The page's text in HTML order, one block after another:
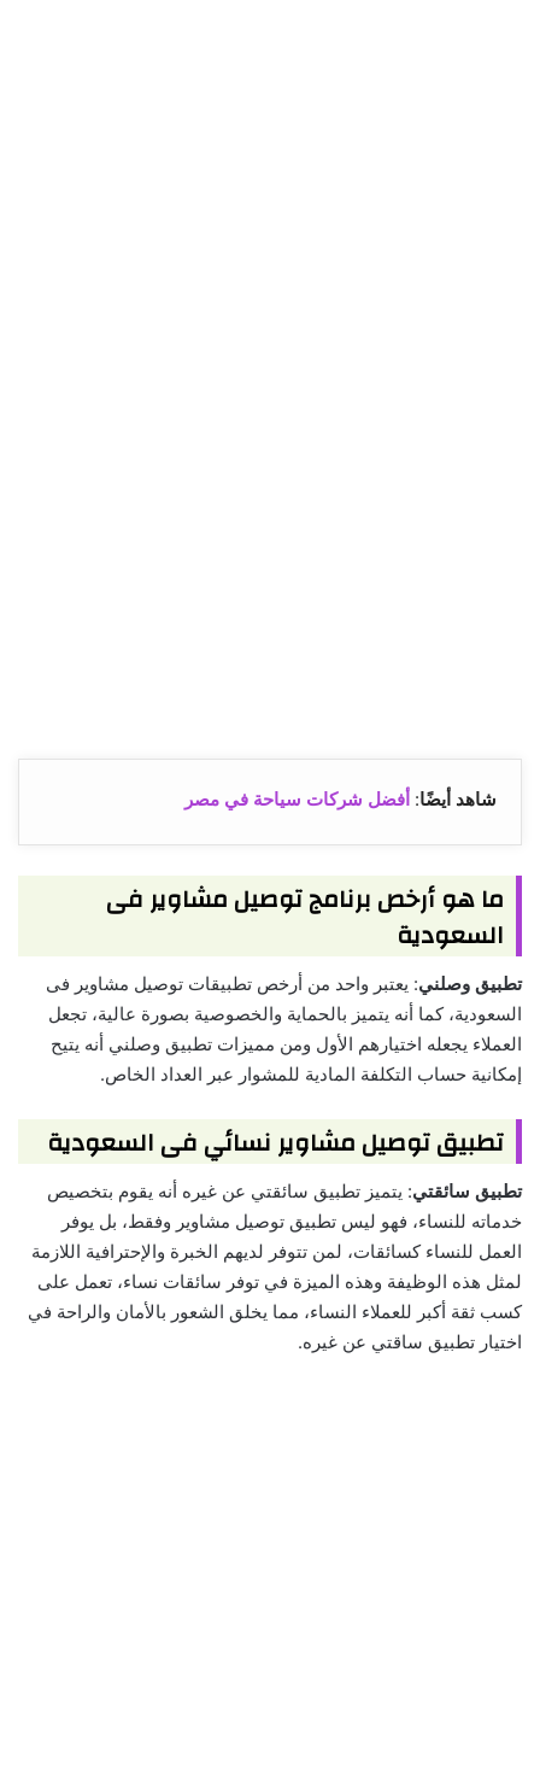
شاهد أيضًا: أفضل شركات سياحة في مصر
ما هو أرخص برنامج توصيل مشاوير فى
السعودية
تطبيق وصلني: يعتبر واحد من أرخص تطبيقات توصيل مشاوير فى
السعودية، كما أنه يتميز بالحماية والخصوصية بصورة عالية، تجعل
العملاء يجعله اختيارهم الأول ومن مميزات تطبيق وصلني أنه يتيح
إمكانية حساب التكلفة المادية للمشوار عبر العداد الخاص.
تطبيق توصيل مشاوير نسائي فى السعودية
تطبيق سائقتي: يتميز تطبيق سائقتي عن غيره أنه يقوم بتخصيص
خدماته للنساء، فهو ليس تطبيق توصيل مشاوير وفقط، بل يوفر
العمل للنساء كسائقات، لمن تتوفر لديهم الخبرة والإحترافية اللازمة
لمثل هذه الوظيفة وهذه الميزة في توفر سائقات نساء، تعمل على
كسب ثقة أكبر للعملاء النساء، مما يخلق الشعور بالأمان والراحة في
اختيار تطبيق ساقتي عن غيره.